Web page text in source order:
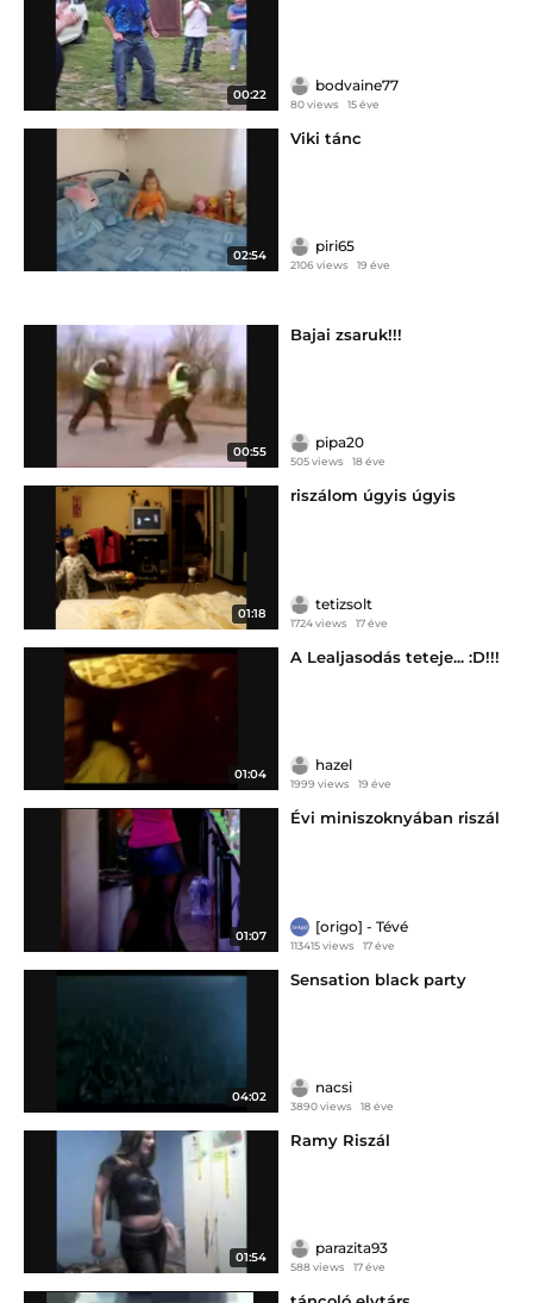
00:22
bodvaine77
80 views 15 éve
02:54
Viki tánc
piri65
2106 views 19 éve
00:55
Bajai zsaruk!!!
pipa20
505 views 18 éve
01:18
riszálom úgyis úgyis
tetizsolt
1724 views 17 éve
01:04
A Lealjasodás teteje... :D!!!
hazel
1999 views 19 éve
01:07
Évi miniszoknyában riszál
[origo] - Tévé
113415 views 17 éve
04:02
Sensation black party
nacsi
3890 views 18 éve
01:54
Ramy Riszál
parazita93
588 views 17 éve